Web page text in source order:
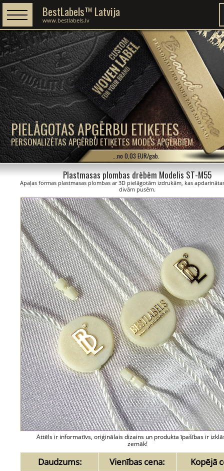
PIELĀGOTAS APĢĒRBU ETIĶETES
PERSONALIZĒTAS APĢĒRBU ETIĶETES MODES APĢĒRBIEM
BestLabels™ Latvija
www.bestlabels.lv
...no 0,03 EUR/gab.
Plastmasas plombas drēbēm Modelis ST-M55
Apaļas formas plastmasas plombas ar 3D pielāgotām izdrukām, kas
divām pusēm.
Attēls ir informatīvs, oriģinālais dizains un produkta īpašības ir
zemāk!
Daudzums: Vienības cena: Kopējā